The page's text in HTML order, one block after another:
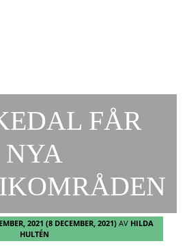
FÅR
NYA
2021 (8 DECEMBER, 2021) AV HILDA
HULTÉN